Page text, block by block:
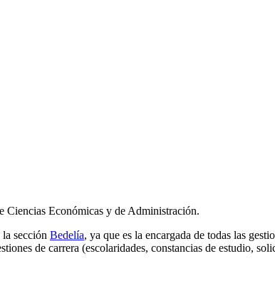
Ciencias Económicas y de Administración.
sección Bedelía, ya que es la encargada de todas las
de carrera (escolaridades, constancias de estudio,